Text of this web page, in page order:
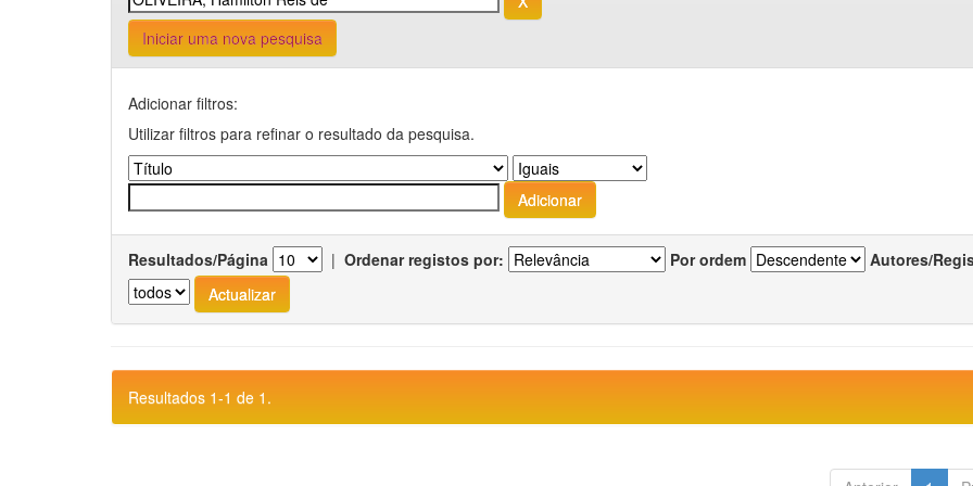
Iniciar uma nova pesquisa
Adicionar filtros:
Utilizar filtros para refinar o resultado da pesquisa.
Resultados/Página | Ordenar registos por: Por ordem Autores/
Resultados 1-1 de 1.